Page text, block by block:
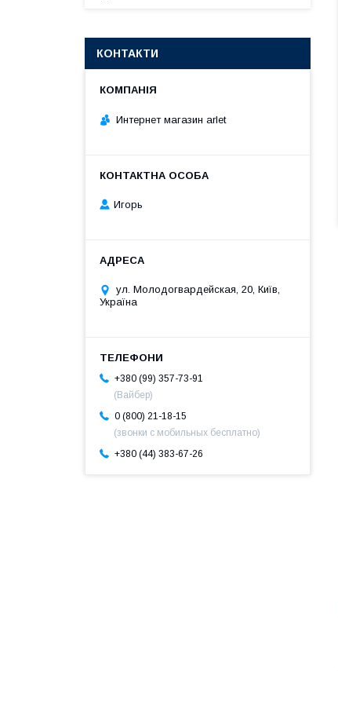
КОНТАКТИ
Интернет магазин arlet
Игорь
ул. Молодогвардейская, 20, Київ,
Україна
+380 (99) 357-73-91
(Вайбер)
0 (800) 21-18-15
(звонки с мобильных бесплатно)
+380 (44) 383-67-26